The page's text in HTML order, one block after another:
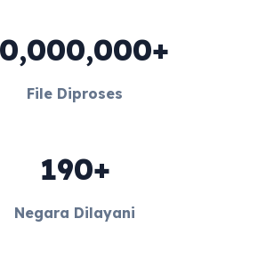
File Diproses
190+
Negara Dilayani